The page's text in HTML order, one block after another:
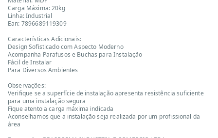
Carga Máxima: 20kg
Linha: Industrial
Ean: 7896689119309
Características Adicionais:
Design Sofisticado com Aspecto Moderno
Acompanha Parafusos e Buchas para Instalação
Fácil de Instalar
Para Diversos Ambientes
Observações:
Verifique se a superfície de instalação apresenta resistência suficiente
para uma instalação segura
Fique atento a carga máxima indicada
Aconselhamos que a instalação seja realizada por um profissional da
área